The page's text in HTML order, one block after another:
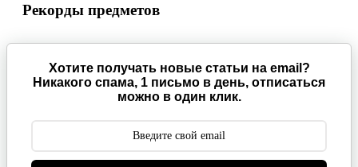
Рекорды предметов
Хотите получать новые статьи на email?
Никакого спама, 1 письмо в день, отписаться
можно в один клик.